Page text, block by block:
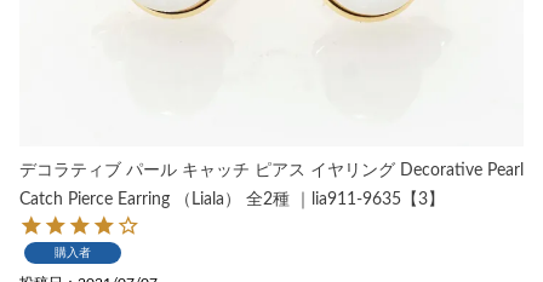
デコラティブ パール キャッチ ピアス イヤリング Decorative Pearl
Catch Pierce Earring （Liala） 全2種 ｜lia911-9635【3】
購入者